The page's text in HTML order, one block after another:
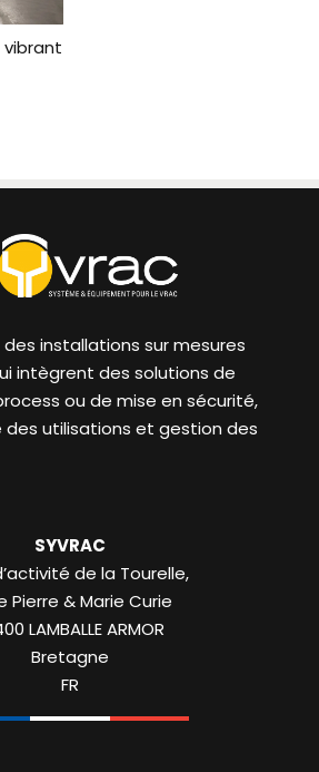
vibrant
installations sur mesures
intègrent des solutions de
ou de mise en sécurité,
utilisations et gestion des
SYVRAC
de la Tourelle,
Pierre & Marie Curie
LAMBALLE ARMOR
Bretagne
FR